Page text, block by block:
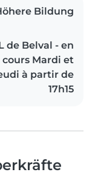
Bildung
de Belval - en
cours Mardi et
à partir de
17h15